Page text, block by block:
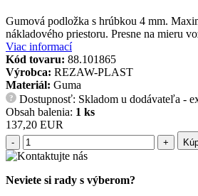
Gumová podložka s hrúbkou 4 mm.
nákladového priestoru. Presne na mieru
Viac informací
Kód tovaru: 88.101865
Výrobca: REZAW-PLAST
Materiál: Guma
?
Dostupnosť: Skladom u dodávateľa -
Obsah balenia: 1 ks
137,20 EUR
- +
Neviete si rady s výberom?